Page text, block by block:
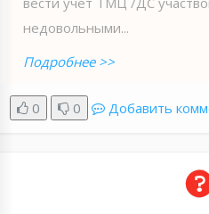
недовольными...
Подробнее >>
0 0 Добавить